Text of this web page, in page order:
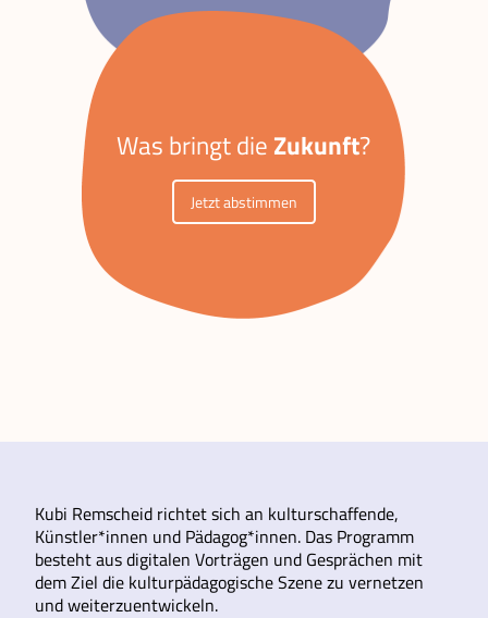
Was bringt die Zukunft?
Jetzt abstimmen
Kubi Remscheid richtet sich an kulturschaffende,
Künstler*innen und Pädagog*innen. Das Programm
besteht aus digitalen Vorträgen und Gesprächen mit
dem Ziel die kulturpädagogische Szene zu vernetzen
und weiterzuentwickeln.